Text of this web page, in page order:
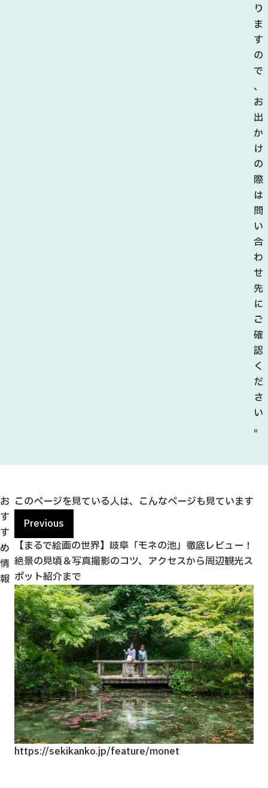
り
ま
す
の
で
、
お
出
か
け
の
際
は
問
い
合
わ
せ
先
に
ご
確
認
く
だ
さ
い
。
お
す
す
め
情
報
このページを見ている人は、こんなページも見ています
Previous
【まるで絵画の世界】岐阜「モネの池」徹底レビュー！
絶景の見頃＆写真撮影のコツ、アクセスから周辺観光ス
ポット紹介まで
https://sekikanko.jp/feature/monet